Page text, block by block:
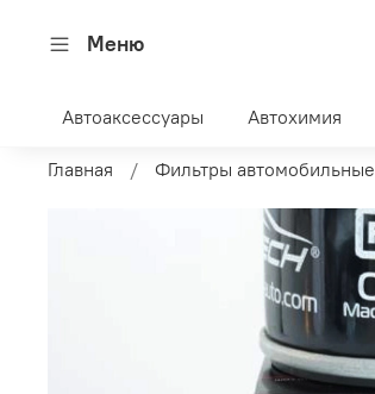
Меню
Автоаксессуары Автохимия
Главная Фильтры автомобильные